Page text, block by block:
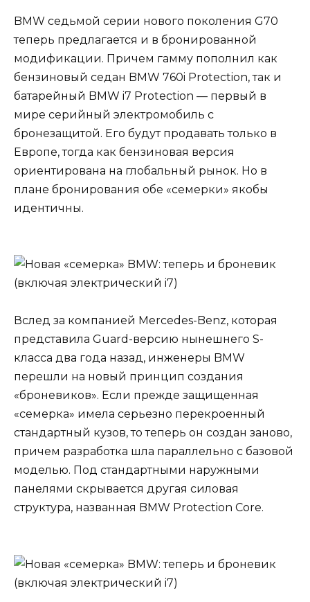
BMW седьмой серии нового поколения G70
теперь предлагается и в бронированной
модификации. Причем гамму пополнил как
бензиновый седан BMW 760i Protection, так и
батарейный BMW i7 Protection — первый в
мире серийный электромобиль с
бронезащитой. Его будут продавать только в
Европе, тогда как бензиновая версия
ориентирована на глобальный рынок. Но в
плане бронирования обе «семерки» якобы
идентичны.
Вслед за компанией Mercedes-Benz, которая
представила Guard-версию нынешнего S-
класса два года назад, инженеры BMW
перешли на новый принцип создания
«броневиков». Если прежде защищенная
«семерка» имела серьезно перекроенный
стандартный кузов, то теперь он создан заново,
причем разработка шла параллельно с базовой
моделью. Под стандартными наружными
панелями скрывается другая силовая
структура, названная BMW Protection Core.